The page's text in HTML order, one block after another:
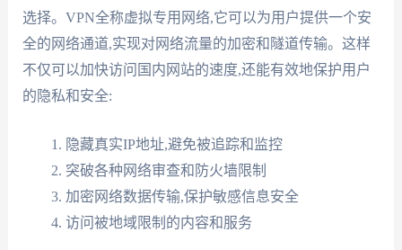
选择。VPN全称虚拟专用网络,它可以为用户提供一个安
全的网络通道,实现对网络流量的加密和隧道传输。这样
不仅可以加快访问国内网站的速度,还能有效地保护用户
的隐私和安全:
隐藏真实IP地址,避免被追踪和监控
突破各种网络审查和防火墙限制
加密网络数据传输,保护敏感信息安全
访问被地域限制的内容和服务